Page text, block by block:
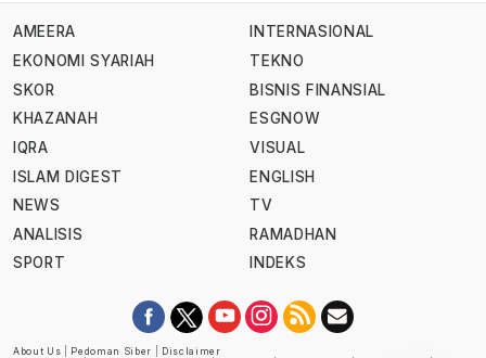
AMEERA
EKONOMI SYARIAH
SKOR
KHAZANAH
IQRA
ISLAM DIGEST
NEWS
ANALISIS
SPORT
INTERNASIONAL
TEKNO
BISNIS FINANSIAL
ESGNOW
VISUAL
ENGLISH
TV
RAMADHAN
INDEKS
About Us Pedoman Siber
Disclaimer